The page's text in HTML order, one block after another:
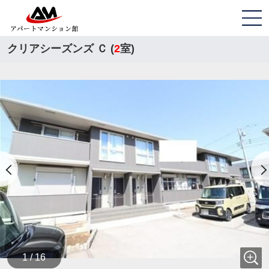
クリアシーズンズ Ｃ (2室)
1 / 16